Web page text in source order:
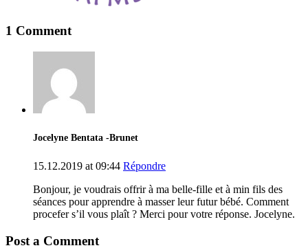
1 Comment
Jocelyne Bentata -Brunet
15.12.2019 at 09:44 Répondre
Bonjour, je voudrais offrir à ma belle-fille et à min fils des
séances pour apprendre à masser leur futur bébé. Comment
procefer s’il vous plaît ? Merci pour votre réponse. Jocelyne.
Post a Comment